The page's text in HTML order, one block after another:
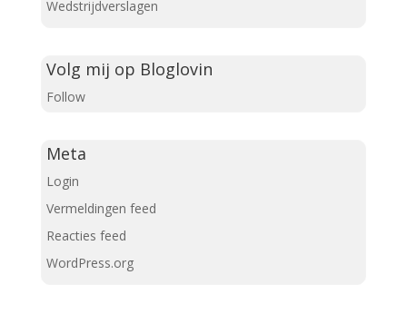
Wedstrijdverslagen
Volg mij op Bloglovin
Follow
Meta
Login
Vermeldingen feed
Reacties feed
WordPress.org